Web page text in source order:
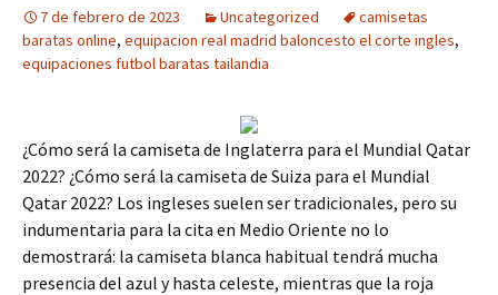
7 de febrero de 2023 Uncategorized
camisetas
baratas online, equipacion real madrid baloncesto el corte ingles,
equipaciones futbol baratas tailandia
¿Cómo será la camiseta de Inglaterra para el Mundial Qatar
2022? ¿Cómo será la camiseta de Suiza para el Mundial
Qatar 2022? Los ingleses suelen ser tradicionales, pero su
indumentaria para la cita en Medio Oriente no lo
demostrará: la camiseta blanca habitual tendrá mucha
presencia del azul y hasta celeste, mientras que la roja